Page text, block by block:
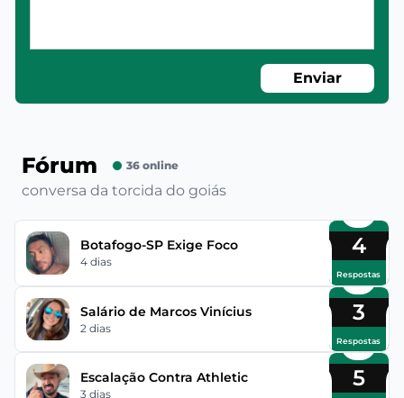
Enviar
Fórum 36 online
conversa da torcida do goiás
Botafogo-SP Exige Foco
4 dias
4
Respostas
Salário de Marcos Vinícius
2 dias
3
Respostas
Escalação Contra Athletic
3 dias
5